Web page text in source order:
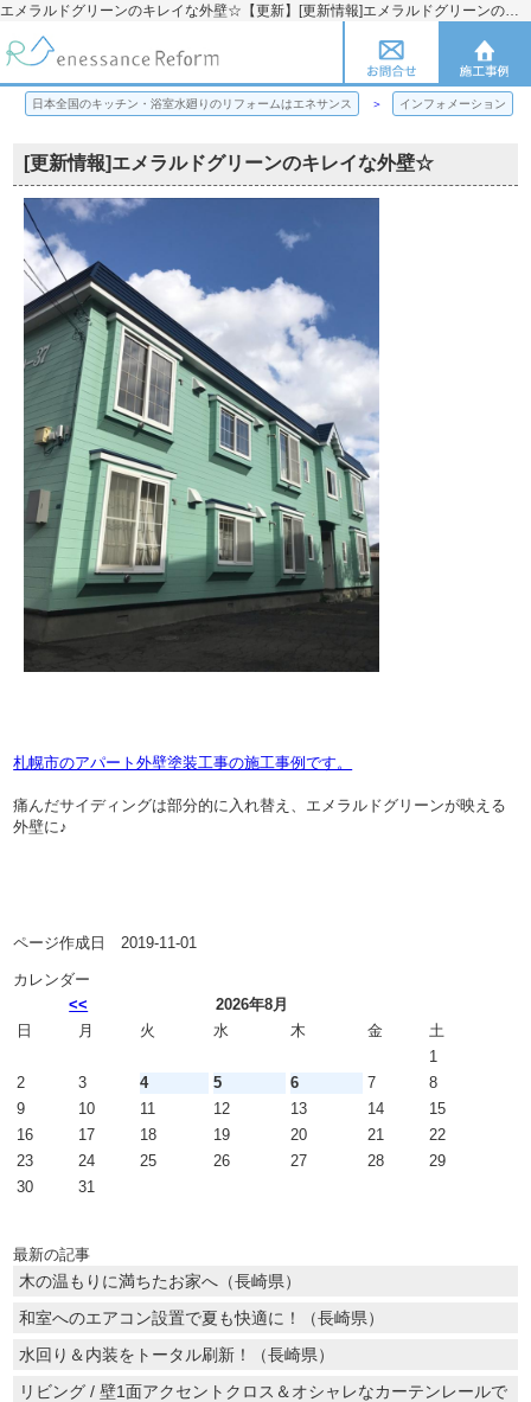
エメラルドグリーンのキレイな外壁☆【更新】[更新情報]エメラルドグリーンのキレイな外壁☆ | 日本全国のキッチン・浴室水廻りのリフォームのことならエネサンス
日本全国のキッチン・浴室水廻りのリフォームはエネサンス インフォメーション
[更新情報]エメラルドグリーンのキレイな外壁☆
札幌市のアパート外壁塗装工事の施工事例です。
痛んだサイディングは部分的に入れ替え、エメラルドグリーンが映える
外壁に♪
ページ作成日 2019-11-01
カレンダー
<<
2026年8月
日
月 火 水 木 金
土
1
2
3 4 5 6 7
8
9
10 11 12 13 14
15
16
17 18 19 20 21
22
23
24 25 26 27 28
29
30
31
最新の記事
木の温もりに満ちたお家へ（長崎県）
和室へのエアコン設置で夏も快適に！（長崎県）
水回り＆内装をトータル刷新！（長崎県）
リビング / 壁1面アクセントクロス＆オシャレなカーテンレールで